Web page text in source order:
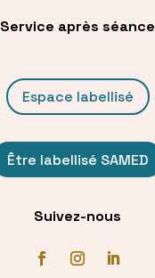
Service après séance
Espace labellisé
Être labellisé SAMED
Suivez-nous